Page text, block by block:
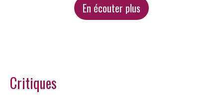
En écouter plus
Critiques